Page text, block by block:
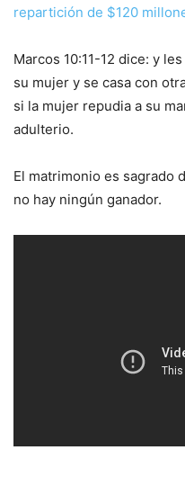
repartición de $120
Marcos 10:11-12 dice: y
su mujer y se casa con
si la mujer repudia a su
adulterio.
El matrimonio es sagrado
no hay ningún ganador.